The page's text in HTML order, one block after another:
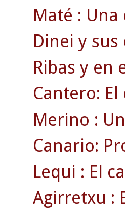
Maté :
Dinei y
Ribas y en
Cantero:
Merino :
Canario:
Lequi : El
Agirretxu :